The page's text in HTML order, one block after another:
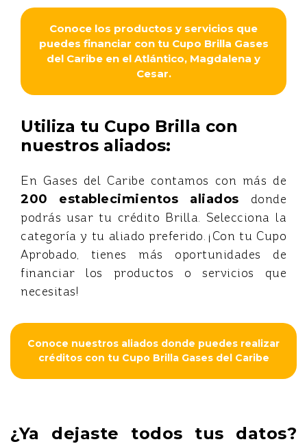
Conoce los productos y servicios que
puedes financiar con tu Cupo Brilla Gases
del Caribe en el Atlántico, Magdalena y
Cesar.
Utiliza tu Cupo Brilla con
nuestros aliados:
En Gases del Caribe contamos con más de
200
establecimientos aliados donde
podrás usar tu crédito Brilla. Selecciona la
categoría y tu aliado preferido. ¡Con tu Cupo
Aprobado, tienes más oportunidades de
financiar los productos o servicios que
necesitas!
Conoce nuestros aliados donde puedes realizar
créditos con tu Cupo Brilla Gases del Caribe
¿Ya dejaste todos tus datos?